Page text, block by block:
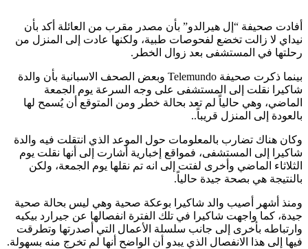
أفادت صحيفة “إل هيرالدو” بأن مصدر مقرب من العائلة أكد بأن
نيداي لا زالت تخضع لفحوصات طبية، ولكنها عادت إلى المنزل من
رحلتها في المستشفى بعد زوال الخطر.
بينما ذكرت صحيفة Telemundo وبعض الصحف الاسبانية بأن والدة
شاكيرا نقلت إلى المستشفى على وجه السرعة يوم الجمعة
الماضي، وهي حالياً لم تعد بحالة خطر ومن المتوقع أن يُسمح لها
بالعودة إلى المنزل قريباً..
وكان هناك تضارب بالمعلومات حول الموعد الذي انتقلت فيه والدة
شاكيرا إلى المستشفى، فمواقع إخبارية أشارت إلى أنها نقلت يوم
الثلاثاء الماضي وأخرى لفتت إلى انه تم نقلها يوم الجمعة، ولكن
بالنتيجة هي بصحة جيدة حالياً.
ومنذ أشهر أصيب والد شاكيرا بوعكة صحية وهي ليس بحالة صحية
جيدة، كما واجهت شاكيرا في تلك الفترة انفصالها عن جيرارد بيكيه
وارتباطه بأخرى إلى جانب سلسلة الأعمال التي أصدرتها وتطرقت
فيها إلى هذا الانفصال الذي يبدو أن الواضح أنها لم تخرج منه بسهولة.